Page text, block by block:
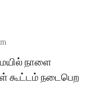
நாளை
கூட்டம் நடைபெற